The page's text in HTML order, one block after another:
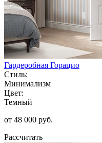
Гардеробная Горацио
Стиль:
Минимализм
Цвет:
Темный
от 48 000 руб.
Рассчитать